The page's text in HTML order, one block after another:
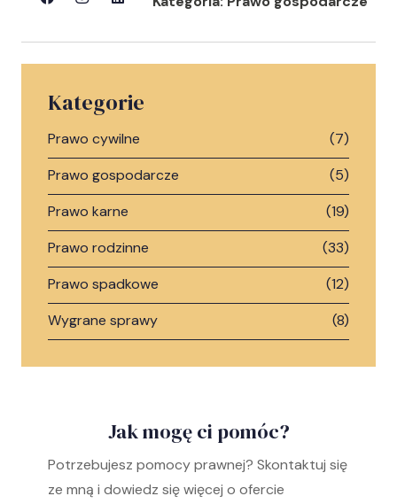
Kategorie
Prawo cywilne
(7)
Prawo gospodarcze
(5)
Prawo karne
(19)
Prawo rodzinne
(33)
Prawo spadkowe
(12)
Wygrane sprawy
(8)
Jak mogę ci pomóc?
Potrzebujesz pomocy prawnej? Skontaktuj się
ze mną i dowiedz się więcej o ofercie